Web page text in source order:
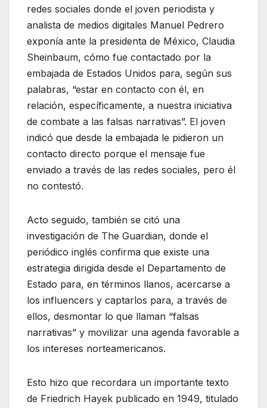
redes sociales donde el joven periodista y
analista de medios digitales Manuel Pedrero
exponía ante la presidenta de México, Claudia
Sheinbaum, cómo fue contactado por la
embajada de Estados Unidos para, según sus
palabras, “estar en contacto con él, en
relación, específicamente, a nuestra iniciativa
de combate a las falsas narrativas”. El joven
indicó que desde la embajada le pidieron un
contacto directo porque el mensaje fue
enviado a través de las redes sociales, pero él
no contestó.
Acto seguido, también se citó una
investigación de The Guardian, donde el
periódico inglés confirma que existe una
estrategia dirigida desde el Departamento de
Estado para, en términos llanos, acercarse a
los influencers y captarlos para, a través de
ellos, desmontar lo que llaman “falsas
narrativas” y movilizar una agenda favorable a
los intereses norteamericanos.
Esto hizo que recordara un importante texto
de Friedrich Hayek publicado en 1949, titulado